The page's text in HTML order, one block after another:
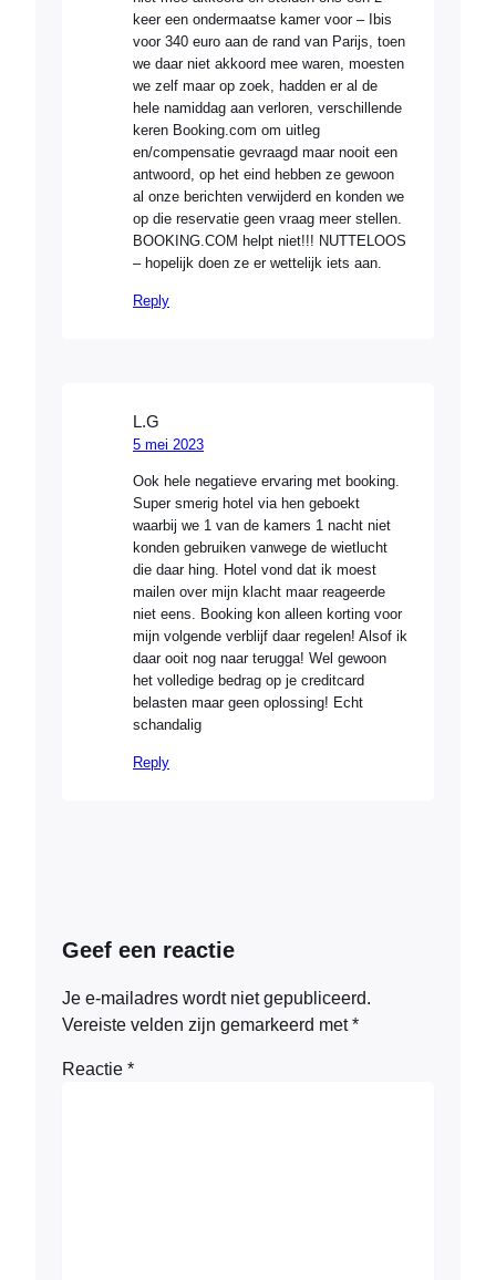
keer een ondermaatse kamer voor – Ibis
voor 340 euro aan de rand van Parijs, toen
we daar niet akkoord mee waren, moesten
we zelf maar op zoek, hadden er al de
hele namiddag aan verloren, verschillende
keren Booking.com om uitleg
en/compensatie gevraagd maar nooit een
antwoord, op het eind hebben ze gewoon
al onze berichten verwijderd en konden we
op die reservatie geen vraag meer stellen.
BOOKING.COM helpt niet!!! NUTTELOOS
– hopelijk doen ze er wettelijk iets aan.
Reply
L.G
5 mei 2023
Ook hele negatieve ervaring met booking.
Super smerig hotel via hen geboekt
waarbij we 1 van de kamers 1 nacht niet
konden gebruiken vanwege de wietlucht
die daar hing. Hotel vond dat ik moest
mailen over mijn klacht maar reageerde
niet eens. Booking kon alleen korting voor
mijn volgende verblijf daar regelen! Alsof ik
daar ooit nog naar terugga! Wel gewoon
het volledige bedrag op je creditcard
belasten maar geen oplossing! Echt
schandalig
Reply
Geef een reactie
Je e-mailadres wordt niet gepubliceerd.
Vereiste velden zijn gemarkeerd met*
Reactie *